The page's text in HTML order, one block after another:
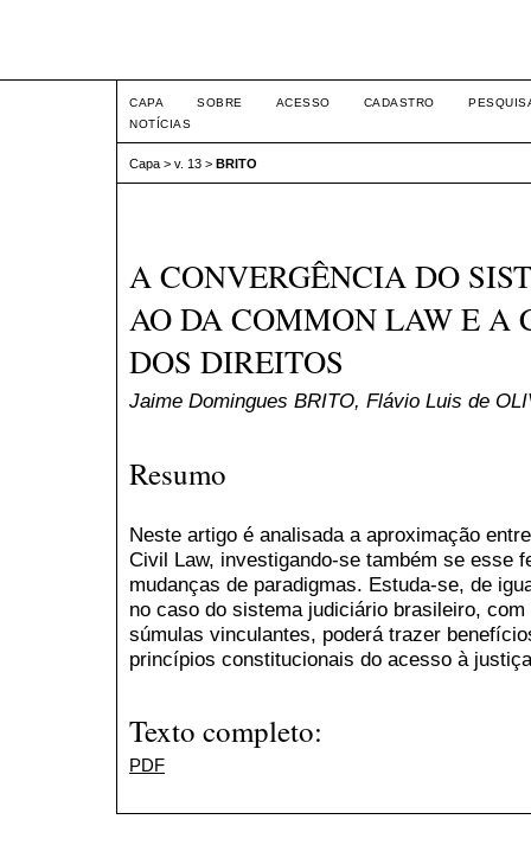
CAPA SOBRE ACESSO CADASTRO
NOTÍCIAS
Capa > v. 13 > BRITO
A CONVERGÊNCIA DO
AO DA COMMON LAW E A
DOS DIREITOS
Jaime Domingues BRITO, Flávio Luis de
Resumo
Neste artigo é analisada a aproximação
Civil Law, investigando-se também se esse
mudanças de paradigmas. Estuda-se, de
no caso do sistema judiciário brasileiro,
súmulas vinculantes, poderá trazer
princípios constitucionais do acesso à
Texto completo:
PDF